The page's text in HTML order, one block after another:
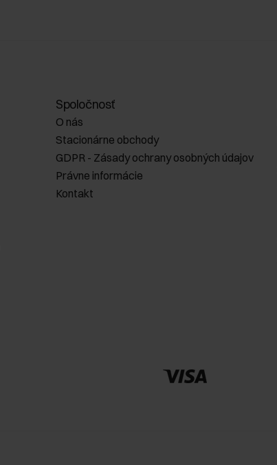
Spoločnosť
O nás
Stacionárne obchody
GDPR - Zásady ochrany osobných údajov
Právne informácie
Kontakt